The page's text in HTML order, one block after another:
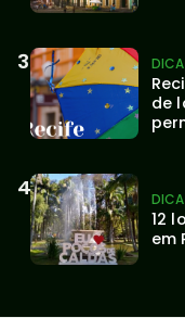
de
12
em